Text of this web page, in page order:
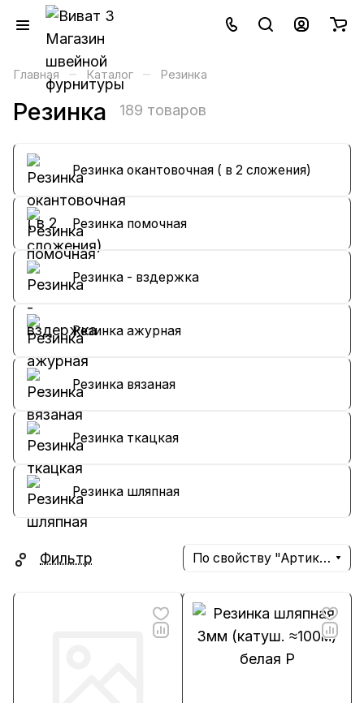
Главная – Каталог – Резинка
Резинка 189 товаров
Резинка окантовочная ( в 2 сложения)
Резинка помочная
Резинка - вздержка
Резинка ажурная
Резинка вязаная
Резинка ткацкая
Резинка шляпная
Фильтр По свойству "Артикул" (убывание)